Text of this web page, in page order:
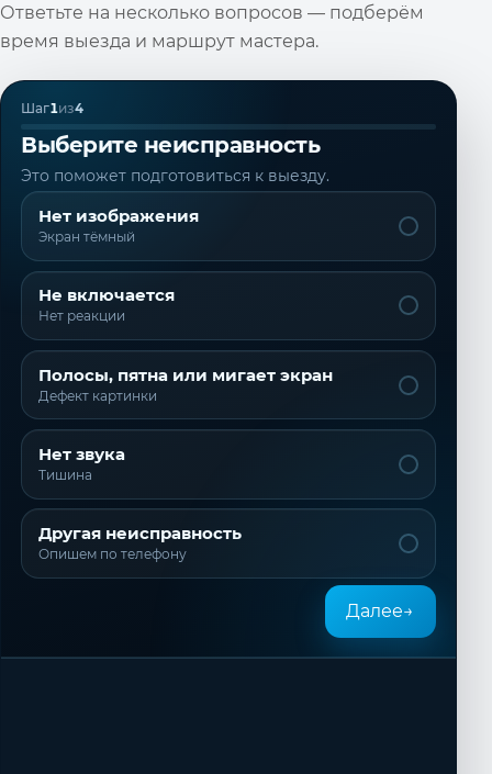
Ответьте на несколько вопросов — подберём
время выезда и маршрут мастера.
Шаг1из4
Выберите неисправность
Это поможет подготовиться к выезду.
Нет изображения
Экран тёмный
Не включается
Нет реакции
Полосы, пятна или мигает экран
Дефект картинки
Нет звука
Тишина
Другая неисправность
Опишем по телефону
Далее→